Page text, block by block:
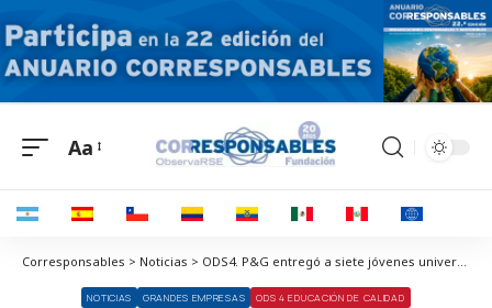
Aa
Corresponsables > Noticias > ODS4. P&G entregó a siete jóvenes universitarios la beca Prest&Gio
NOTICIAS GRANDES EMPRESAS ODS 4 EDUCACIÓN DE CALIDAD